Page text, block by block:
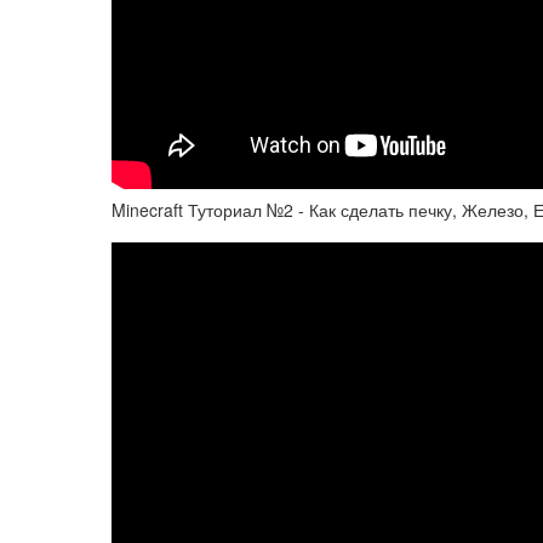
Minecraft Туториал №2 - Как сделать печку, Железо,